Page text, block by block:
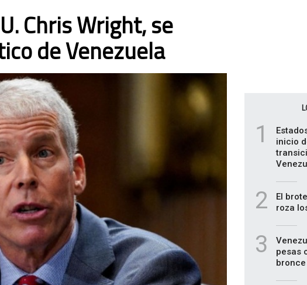
Chris Wright, se
de Venezuela
1
inicio
2
El
roza
3
pesas
bronce